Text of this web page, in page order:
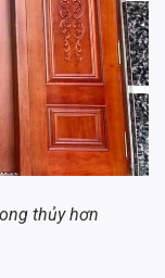
thủy hơn